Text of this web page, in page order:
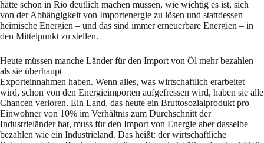
hätte schon in Rio deutlich machen müssen, wie wichtig es ist, sich
von der Abhängigkeit von Importenergie zu lösen und stattdessen
heimische Energien – und das sind immer erneuerbare Energien – in
den Mittelpunkt zu stellen.
Heute müssen manche Länder für den Import von Öl mehr bezahlen
als sie überhaupt
Exporteinnahmen haben. Wenn alles, was wirtschaftlich erarbeitet
wird, schon von den Energieimporten aufgefressen wird, haben sie alle
Chancen verloren. Ein Land, das heute ein Bruttosozialprodukt pro
Einwohner von 10% im Verhältnis zum Durchschnitt der
Industrieländer hat, muss für den Import von Energie aber dasselbe
bezahlen wie ein Industrieland. Das heißt: der wirtschaftliche